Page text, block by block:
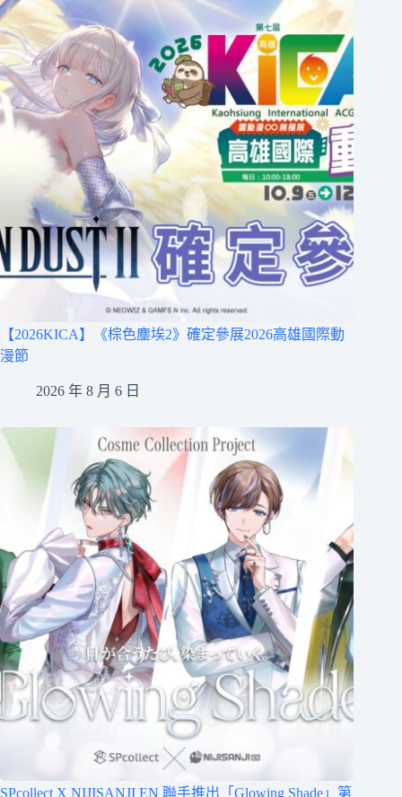
【2026KICA】《棕色塵埃2》確定參展2026高雄國際動
漫節
2026 年 8 月 6 日
SPcollect X NIJISANJI EN 聯手推出「Glowing Shade」第